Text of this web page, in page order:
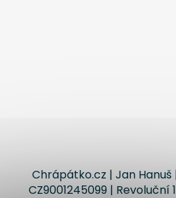
Chrápátko.cz | Jan Hanuš
CZ9001245099 | Revoluční